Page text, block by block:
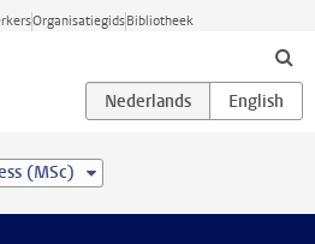
OrganisatiegidsBibliotheek
(MSc)